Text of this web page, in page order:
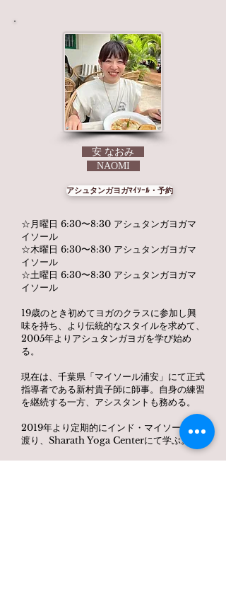
安 なおみ
NAOMI
アシュタンガヨガﾏｲｿｰﾙ・予約
☆月曜日 6:30〜8:30 アシュタンガヨガマ
イソール
☆木曜日 6:30〜8:30 アシュタンガヨガマ
イソール
☆土曜日 6:30〜8:30 アシュタンガヨガマ
イソール
19歳のとき初めてヨガのクラスに参加し興
味を持ち、より伝統的なスタイルを求めて、
2005年よりアシュタンガヨガを学び始め
る。
現在は、千葉県「マイソール浦安」にて正式
指導者である新村貴子師に師事。自身の練習
を継続する一方、アシスタントも務める。
2019年より定期的にインド・マイソールへ
渡り、Sharath Yoga Centerにて学ぶ。